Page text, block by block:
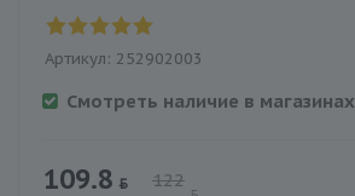
Артикул: 252902003
Смотреть наличие в магазинах
109.8 122